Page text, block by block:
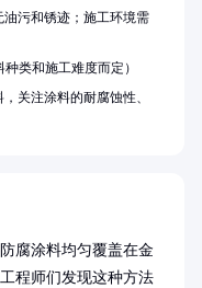
腐涂料均匀覆盖在金
程师们发现这种方法
污和锈迹；施工环境需
类和施工难度而定）
关注涂料的耐腐蚀性、